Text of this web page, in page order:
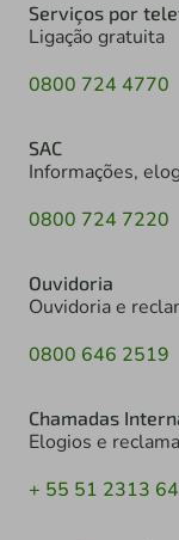
Serviços por
Ligação gratuita
0800 724 4770
SAC
Informações,
0800 724 7220
Ouvidoria
Ouvidoria e
0800 646 2519
Chamadas
Elogios e
+ 55 51 2313